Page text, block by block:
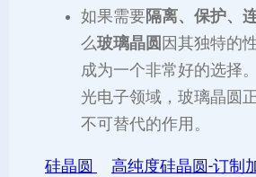
如果需要隔离、保护、
么玻璃晶圆 因其独特的
成为一个非常好的选择
光电子领域，玻璃晶圆
不可替代的作用。
硅晶圆
高纯度硅晶圆-订制